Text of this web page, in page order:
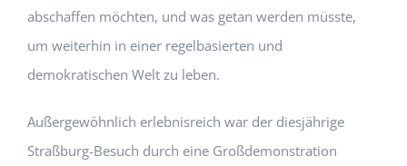
abschaffen möchten, und was getan werden müsste,
um weiterhin in einer regelbasierten und
demokratischen Welt zu leben.
Außergewöhnlich erlebnisreich war der diesjährige
Straßburg-Besuch durch eine Großdemonstration